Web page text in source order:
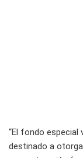
“El fondo especial
destinado a